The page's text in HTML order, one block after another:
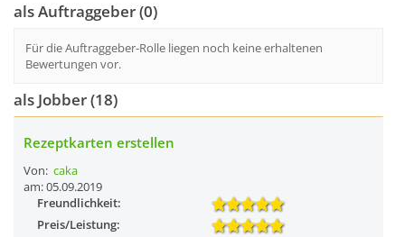
als Auftraggeber (0)
Für die Auftraggeber-Rolle liegen noch keine erhaltenen
Bewertungen vor.
als Jobber (18)
Rezeptkarten erstellen
Von: caka
am: 05.09.2019
Freundlichkeit:
Preis/Leistung: